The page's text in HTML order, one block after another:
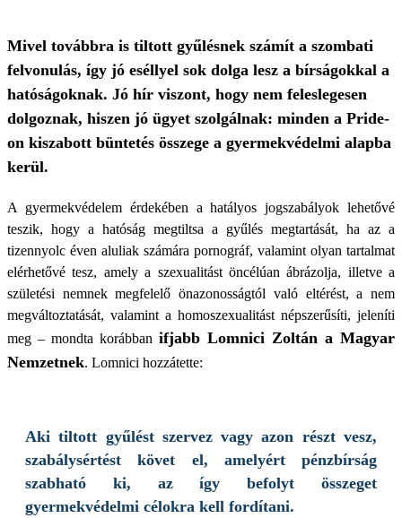
Mivel továbbra is tiltott gyűlésnek számít a szombati
felvonulás, így jó eséllyel sok dolga lesz a bírságokkal a
hatóságoknak. Jó hír viszont, hogy nem feleslegesen
dolgoznak, hiszen jó ügyet szolgálnak: minden a Pride-
on kiszabott büntetés összege a gyermekvédelmi alapba
kerül.
A gyermekvédelem érdekében a hatályos jogszabályok lehetővé
teszik, hogy a hatóság megtiltsa a gyűlés megtartását, ha az a
tizennyolc éven aluliak számára pornográf, valamint olyan tartalmat
elérhetővé tesz, amely a szexualitást öncélúan ábrázolja, illetve a
születési nemnek megfelelő önazonosságtól való eltérést, a nem
megváltoztatását, valamint a homoszexualitást népszerűsíti, jeleníti
meg – mondta korábban ifjabb Lomnici Zoltán a Magyar
Nemzetnek. Lomnici hozzátette:
Aki tiltott gyűlést szervez vagy azon részt vesz,
szabálysértést követ el, amelyért pénzbírság
szabható ki, az így befolyt összeget
gyermekvédelmi célokra kell fordítani.